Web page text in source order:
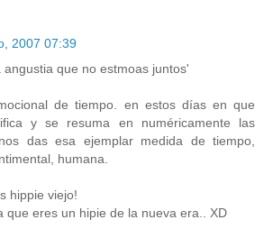
2007 07:39
que no estmoas juntos'
de tiempo. en estos días en que
y se resuma en numéricamente las
das esa ejemplar medida de tiempo,
humana.
hippie viejo!
que eres un hipie de la nueva era.. XD